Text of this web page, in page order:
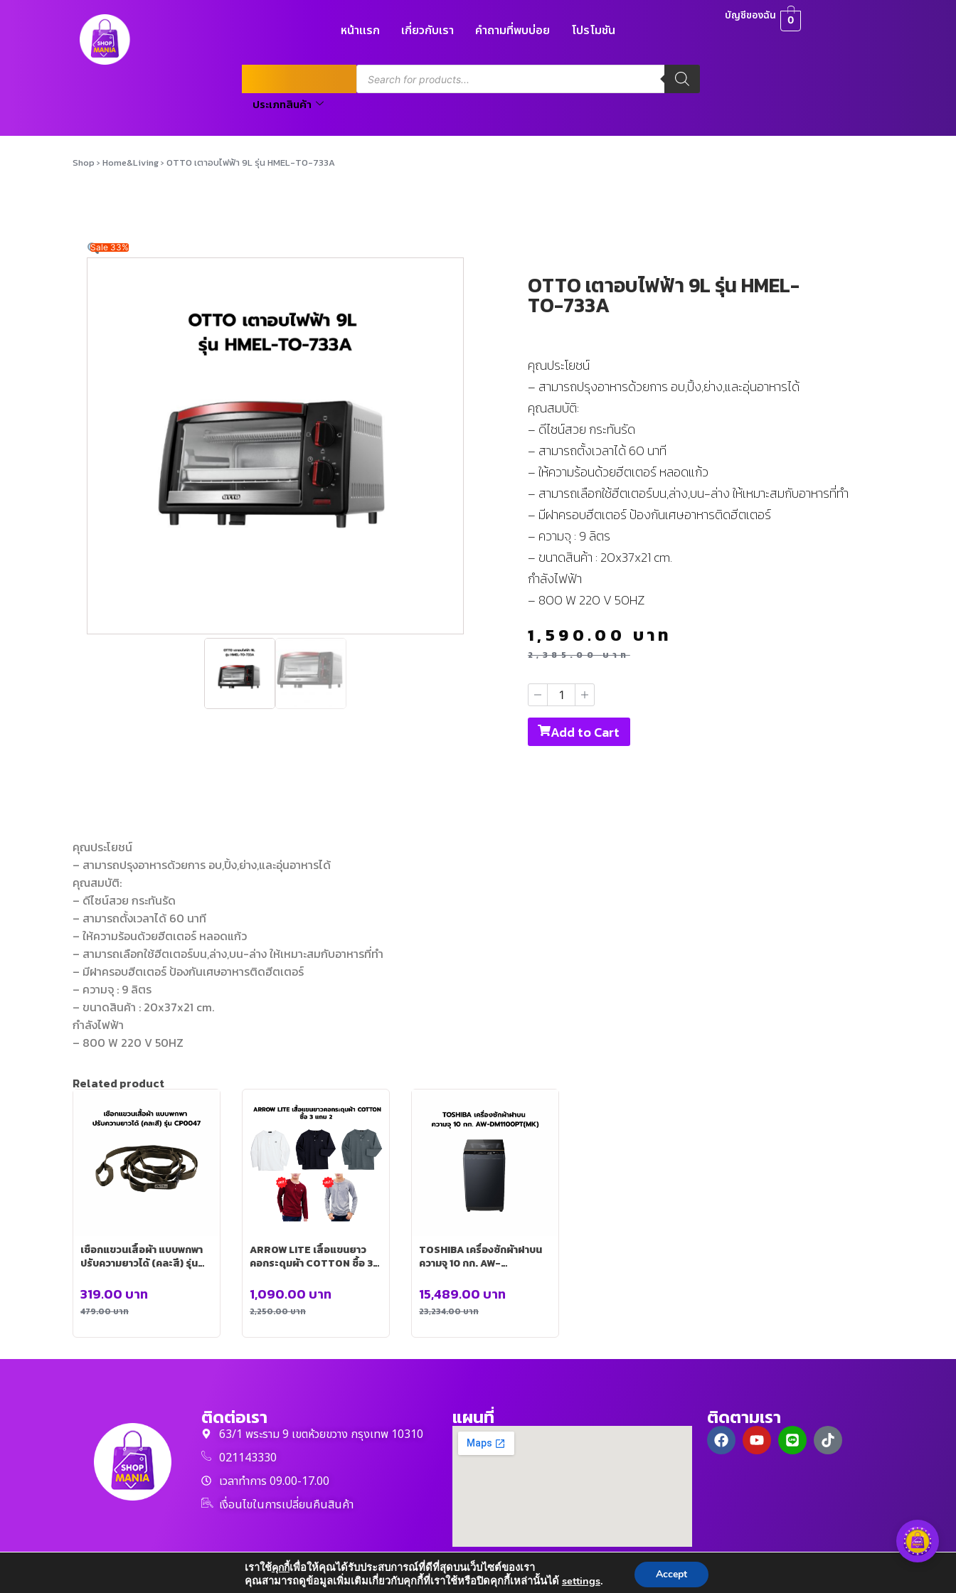
หน้าแรก เกี่ยวกับเรา คำถามที่พบบ่อย โปรโมชัน
ประเภทสินค้า
บัญชีของฉัน 0
Shop › Home&Living› OTTO เตาอบไฟฟ้า 9L รุ่น HMEL-TO-733A
Sale 33%
OTTO เตาอบไฟฟ้า 9L รุ่น HMEL-
TO-733A
คุณประโยชน์
– สามารถปรุงอาหารด้วยการ อบ,ปิ้ง,ย่าง,และอุ่นอาหารได้
คุณสมบัติ:
– ดีไซน์สวย กระทันรัด
– สามารถตั้งเวลาได้ 60 นาที
– ให้ความร้อนด้วยฮีตเตอร์ หลอดแก้ว
– สามารถเลือกใช้ฮีตเตอร์บน,ล่าง,บน-ล่าง ให้เหมาะสมกับอาหารที่ทำ
– มีฝาครอบฮีตเตอร์ ป้องกันเศษอาหารติดฮีตเตอร์
– ความจุ : 9 ลิตร
– ขนาดสินค้า : 20x37x21 cm.
กำลังไฟฟ้า
– 800 W 220 V 50HZ
2,385.00บาท
1,590.00 บาท
Add to Cart
คุณประโยชน์
– สามารถปรุงอาหารด้วยการ อบ,ปิ้ง,ย่าง,และอุ่นอาหารได้
คุณสมบัติ:
– ดีไซน์สวย กระทันรัด
– สามารถตั้งเวลาได้ 60 นาที
– ให้ความร้อนด้วยฮีตเตอร์ หลอดแก้ว
– สามารถเลือกใช้ฮีตเตอร์บน,ล่าง,บน-ล่าง ให้เหมาะสมกับอาหารที่ทำ
– มีฝาครอบฮีตเตอร์ ป้องกันเศษอาหารติดฮีตเตอร์
– ความจุ : 9 ลิตร
– ขนาดสินค้า : 20x37x21 cm.
กำลังไฟฟ้า
– 800 W 220 V 50HZ
Related product
เชือกแขวนเสื้อผ้า แบบพกพา
ปรับความยาวได้ (คละสี) รุ่น
479.00บาท
319.00 บาท
ARROW LITE เสื้อแขนยาว
คอกระดุมผ้า COTTON ซื้อ 3
2,250.00บาท
1,090.00 บาท
TOSHIBA เครื่องซักผ้าฝาบน
ความจุ 10 กก. AW-
23,234.00บาท
15,489.00 บาท
ติดต่อเรา
63/1 พระราม 9 เขตห้วยขวาง กรุงเทพ 10310
021143330
เวลาทำการ 09.00-17.00
เงื่อนไขในการเปลี่ยนคืนสินค้า
แผนที่ ติดตามเรา
เราใช้คุกกี้เพื่อให้คุณได้รับประสบการณ์ที่ดีที่สุดบนเว็บไซต์ของเรา
คุณสามารถดูข้อมูลเพิ่มเติมเกี่ยวกับคุกกี้ที่เราใช้หรือปิดคุกกี้เหล่านั้นได้ settings. Accept